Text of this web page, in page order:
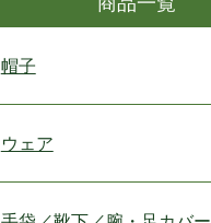
帽子
ウェア